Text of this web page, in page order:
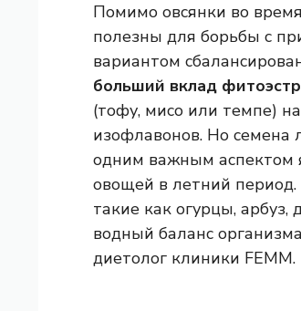
Помимо овсянки во
полезны для борьбы с
вариантом
больший вклад
(тофу, мисо или темпе)
изофлавонов. Но семена
одним важным аспектом
овощей в летний период.
такие как огурцы,
водный баланс
диетолог клиники FEMM.